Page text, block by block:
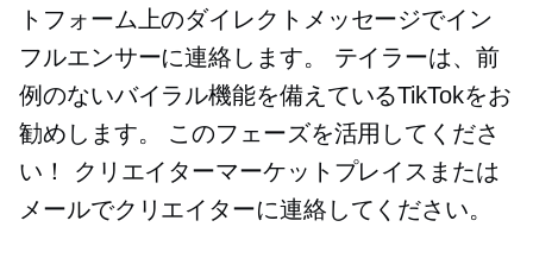
トフォーム上のダイレクトメッセージでイン
フルエンサーに連絡します。 テイラーは、前
例のないバイラル機能を備えているTikTokをお
勧めします。 このフェーズを活用してくださ
い！ クリエイターマーケットプレイスまたは
メールでクリエイターに連絡してください。